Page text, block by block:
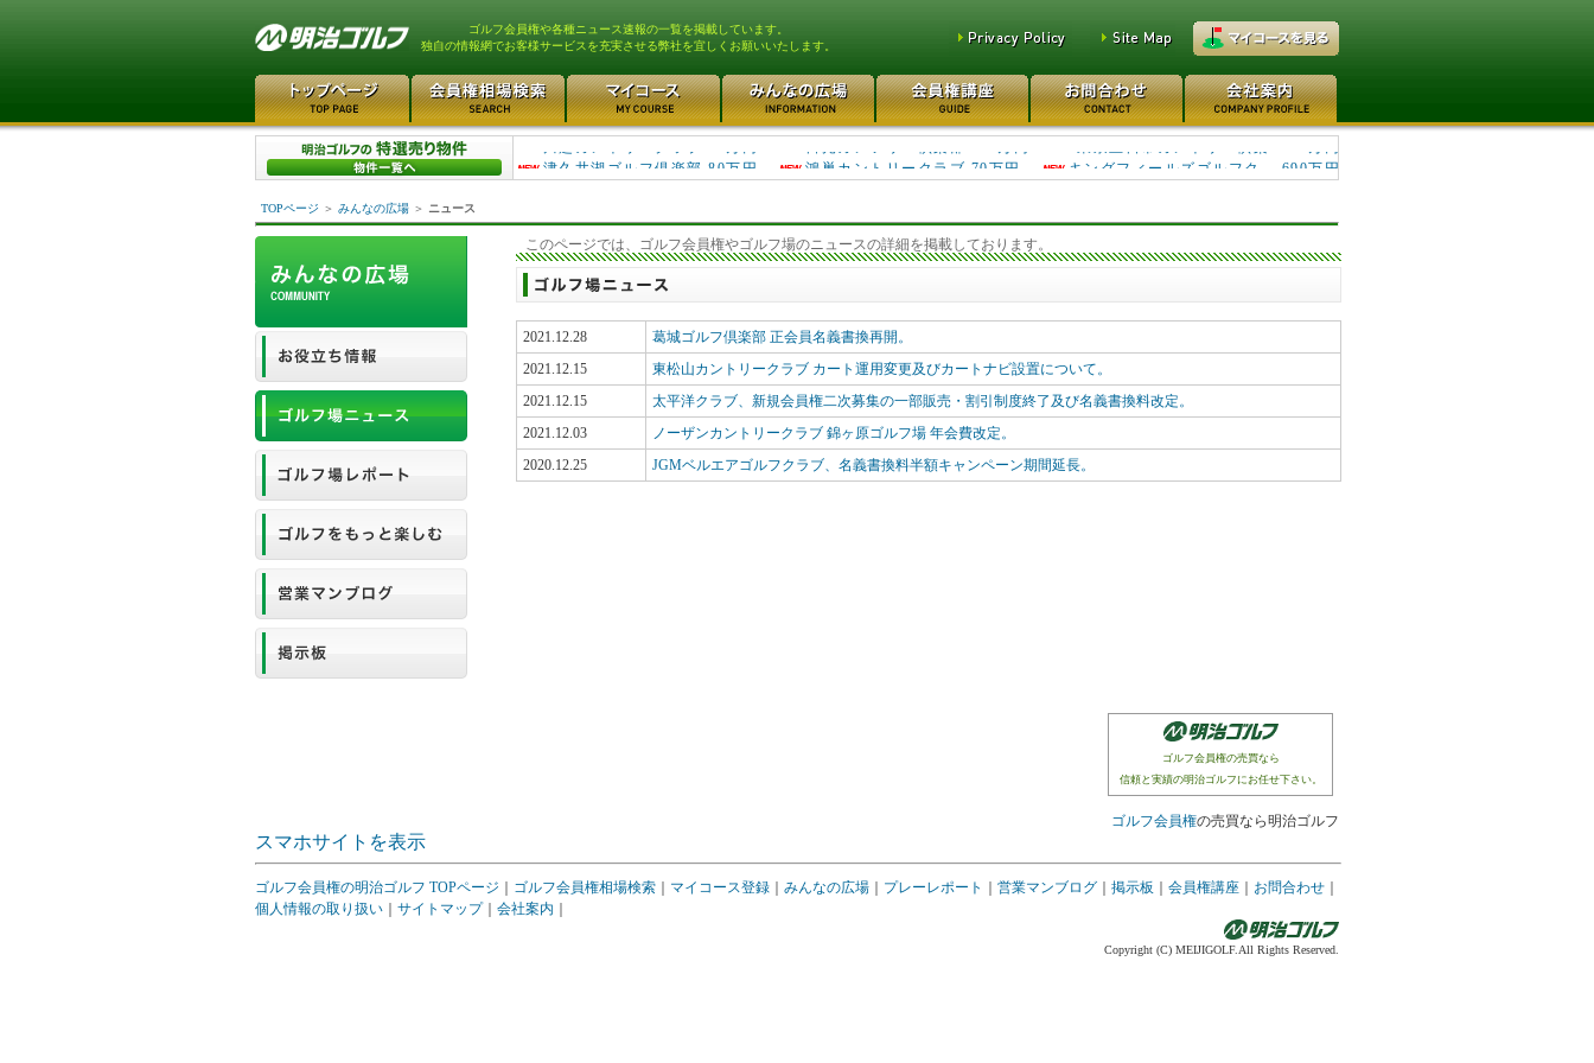
ゴルフ会員権や各種ニュース速報の一覧を掲載しています。
独自の情報網でお客様サービスを充実させる弊社を宜しくお願いいたします。
津久井湖ゴルフ倶楽部 80万円 鴻巣カントリークラブ 70万円
キングフィールズゴルフク... 690万円
川越カントリークラブ 60万円
日光カンツリー倶楽部 500万円 東京五日市カントリー倶楽... 50万円
TOPページ ＞ みんなの広場 ＞ ニュース
このページでは、ゴルフ会員権やゴルフ場のニュースの詳細を掲載しております。
2021.12.28
葛城ゴルフ倶楽部 正会員名義書換再開。
2021.12.15
東松山カントリークラブ カート運用変更及びカートナビ設置について。
2021.12.15
太平洋クラブ、新規会員権二次募集の一部販売・割引制度終了及び名義書換料改定。
2021.12.03
ノーザンカントリークラブ 錦ヶ原ゴルフ場 年会費改定。
2020.12.25
JGMベルエアゴルフクラブ、名義書換料半額キャンペーン期間延長。
ゴルフ会員権の売買なら
信頼と実績の明治ゴルフにお任せ下さい。
ゴルフ会員権の売買なら明治ゴルフ
スマホサイトを表示
ゴルフ会員権の明治ゴルフ TOPページ ゴルフ会員権相場検索 マイコース登録 みんなの広場 プレーレポート 営業マンブログ 掲示板 会員権講座 お問合わせ
個人情報の取り扱い
サイトマップ｜ 会社案内
Copyright (C) MEIJIGOLF.All Rights Reserved.